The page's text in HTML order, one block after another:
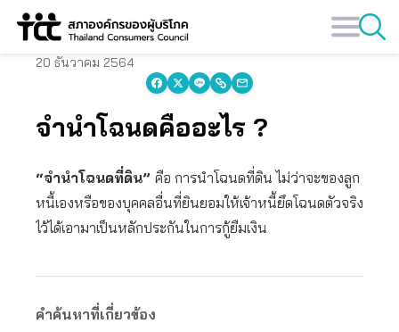
Skip
20 ธันวาคม 2564
จำนำโฉนดคืออะไร ?
“จำนำโฉนดที่ดิน” คือ การนำโฉนดที่ดิน ไม่ว่าจะของลูก
หนี้เองหรือของบุคคลอื่นที่ยินยอมให้เจ้าหนี้ยึดโฉนดตัวจริง
ไว้ได้เอามาเป็นหลักประกันในการกู้ยืมเงิน
คำค้นหาที่เกี่ยวข้อง